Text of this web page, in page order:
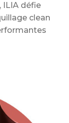
ILIA défie
clean